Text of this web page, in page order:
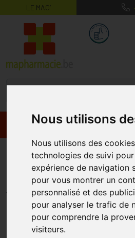
Nous utilisons
Nous utilisons des
technologies de suivi
expérience de navigation
pour vous montrer un
personnalisé et des
pour analyser le trafic de
pour comprendre la
visiteurs.
LE MAG’
Promos
Dynarop Dynaprolis
DYNAROP